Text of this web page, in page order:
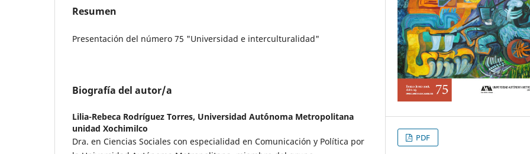
Resumen
Presentación del número 75 "Universidad e interculturalidad"
Biografía del autor/a
Lilia-Rebeca Rodríguez Torres, Universidad Aut´ónoma Metropolitana
unidad Xochimilco
Dra. en Ciencias Sociales con especialidad en Comunicación y Política por
PDF